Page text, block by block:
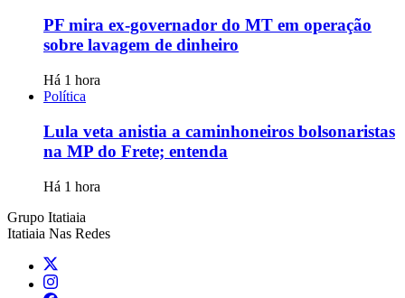
PF mira ex-governador do MT em operação
sobre lavagem de dinheiro
Há 1 hora
Política
Lula veta anistia a caminhoneiros bolsonaristas
na MP do Frete; entenda
Há 1 hora
Grupo Itatiaia
Itatiaia Nas Redes